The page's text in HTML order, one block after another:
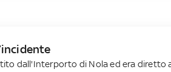
dall'Interporto di Nola ed era diretto